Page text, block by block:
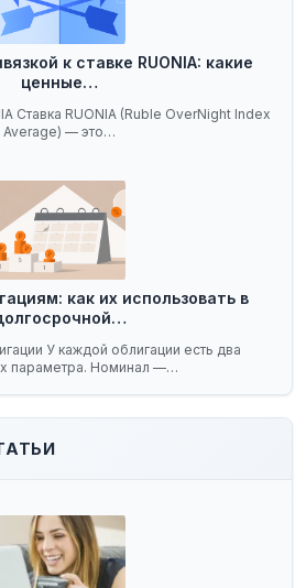
к ставке RUONIA: какие
ценные…
Ставка RUONIA (Ruble OverNight Index
Average) — это…
как их использовать в
У каждой облигации есть два
параметра. Номинал —…